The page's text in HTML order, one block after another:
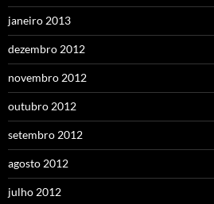
janeiro 2013
dezembro 2012
novembro 2012
outubro 2012
setembro 2012
agosto 2012
julho 2012